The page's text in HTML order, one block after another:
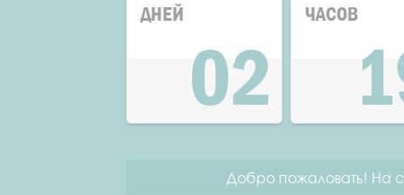
ДНЕЙ
02
ЧАСОВ
Добро пожаловать! На